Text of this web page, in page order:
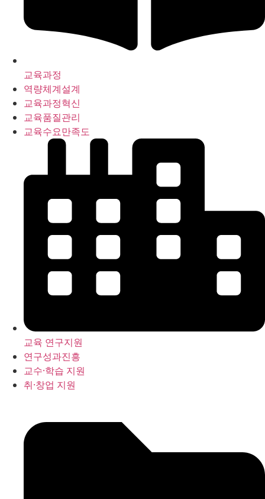
교육과정
역량체계설계
교육과정혁신
교육품질관리
교육수요만족도
교육 연구지원
연구성과진흥
교수·학습 지원
취·창업 지원